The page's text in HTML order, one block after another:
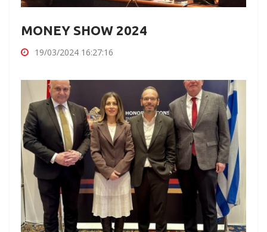
MONEY SHOW 2024
19/03/2024 16:27:16